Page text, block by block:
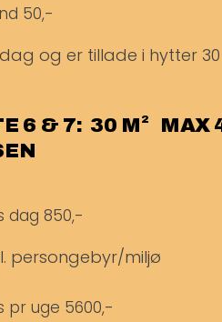
50,-
og er tillade i hytter 30
6 & 7: 30 M² MAX
dag 850,-
persongebyr/miljø
pr uge 5600,-